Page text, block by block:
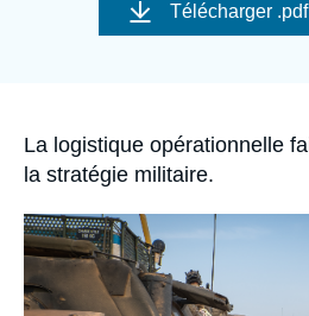
Nous
couverture
Télécharger
Accroche
La logistique opérationnelle
la stratégie militaire.
Image
principale